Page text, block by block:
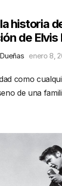
historia
de Elvis
enero 8,
como
de una